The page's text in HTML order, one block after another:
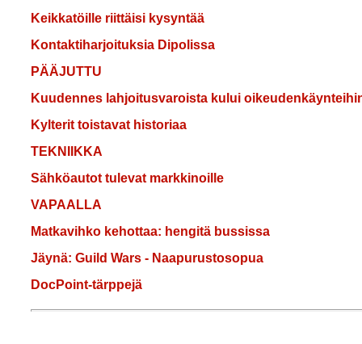
Keikkatöille riittäisi kysyntää
Kontaktiharjoituksia Dipolissa
PÄÄJUTTU
Kuudennes lahjoitusvaroista kului
Kylterit toistavat historiaa
TEKNIIKKA
Sähköautot tulevat markkinoille
VAPAALLA
Matkavihko kehottaa: hengitä bussissa
Jäynä: Guild Wars - Naapurustosopua
DocPoint-tärppejä